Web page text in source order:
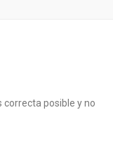
correcta posible y no